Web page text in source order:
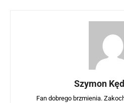
Szymon
Fan dobrego brzmienia.